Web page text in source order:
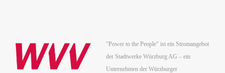
"Power to the People" ist ein Stromangebot
der Stadtwerke Würzburg AG – ein
Unternehmen der Würzburger